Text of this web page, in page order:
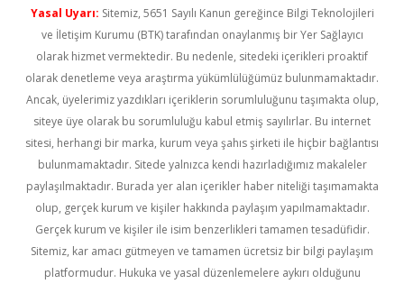
Yasal Uyarı: Sitemiz, 5651 Sayılı Kanun gereğince Bilgi Teknolojileri
ve İletişim Kurumu (BTK) tarafından onaylanmış bir Yer Sağlayıcı
olarak hizmet vermektedir. Bu nedenle, sitedeki içerikleri proaktif
olarak denetleme veya araştırma yükümlülüğümüz bulunmamaktadır.
Ancak, üyelerimiz yazdıkları içeriklerin sorumluluğunu taşımakta olup,
siteye üye olarak bu sorumluluğu kabul etmiş sayılırlar. Bu internet
sitesi, herhangi bir marka, kurum veya şahıs şirketi ile hiçbir bağlantısı
bulunmamaktadır. Sitede yalnızca kendi hazırladığımız makaleler
paylaşılmaktadır. Burada yer alan içerikler haber niteliği taşımamakta
olup, gerçek kurum ve kişiler hakkında paylaşım yapılmamaktadır.
Gerçek kurum ve kişiler ile isim benzerlikleri tamamen tesadüfidir.
Sitemiz, kar amacı gütmeyen ve tamamen ücretsiz bir bilgi paylaşım
platformudur. Hukuka ve yasal düzenlemelere aykırı olduğunu